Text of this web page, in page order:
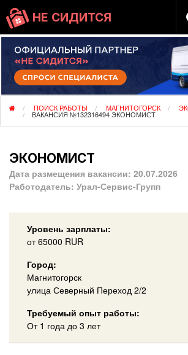
НЕ СИДИТСЯ
ПОИСК РАБОТЫ МАГНИТОГОРСК
ВАКАНСИЯ №132316494 ЭКОНОМИСТ
ЭКОНОМИСТ
Дата размещения вакансии: 20.07.2026
Работодатель: Урал-Сервис-Групп
Уровень зарплаты:
от65000 RUR
Город:
Магнитогорск
улица Северный Переход 2/2
Требуемый опыт работы:
От 1 года до 3 лет